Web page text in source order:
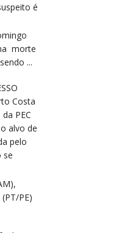
é
morte
...
Costa
PEC
alvo de
pelo
se
PE)